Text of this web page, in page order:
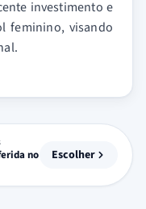
investimento e
feminino, visando
no
Escolher